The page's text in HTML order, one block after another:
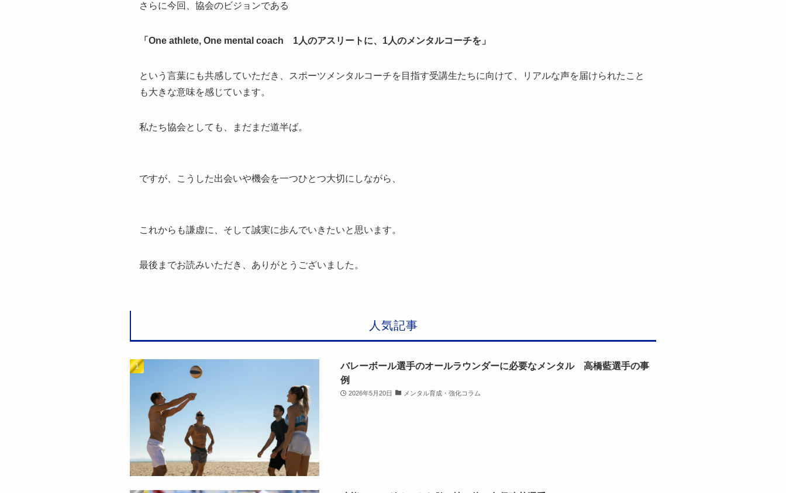
さらに今回、協会のビジョンである
「One athlete, One mental coach 1人のアスリートに、1人のメンタルコーチを」
という言葉にも共感していただき、スポーツメンタルコーチを目指す受講生たちに向けて、リアルな声を届けられたこと
も大きな意味を感じています。
私たち協会としても、まだまだ道半ば。
ですが、こうした出会いや機会を一つひとつ大切にしながら、
これからも謙虚に、そして誠実に歩んでいきたいと思います。
最後までお読みいただき、ありがとうございました。
人気記事
バレーボール選手のオールラウンダーに必要なメンタル 高橋藍選手の事
例
2026年5月20日 メンタル育成・強化コラム